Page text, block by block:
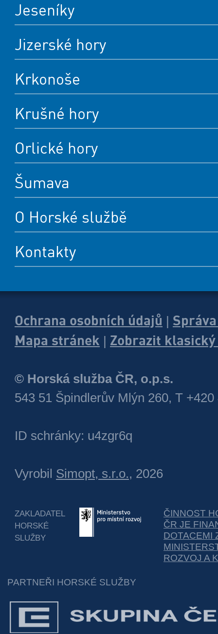
Jeseníky
Jizerské hory
Krkonoše
Krušné hory
Orlické hory
Šumava
O Horské službě
Kontakty
Ochrana osobních údajů
Mapa stránek
Zobrazit
© Horská služba ČR, o.p.s.
543 51 Špindlerův Mlýn 260, T +420
ID schránky: u4zgr6q
Vyrobil Simopt, s.r.o., 2026
ZAKLADATEL
HORSKÉ
SLUŽBY
ČINNOST
ČR JE
DOTACEMI
ROZVOJ A
PARTNEŘI HORSKÉ SLUŽBY